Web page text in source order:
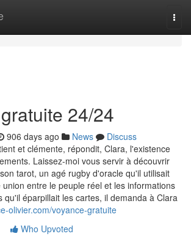
24/24
906 days ago News
Discuss
et clémente, répondit, Clara, l'existence
Laissez-moi vous servir à découvrir
tarot, un agé rugby d'oracle qu'il utilisait
entre le peuple réel et les informations
qu'il éparpillait les cartes, il demanda à Clara
olivier.com/voyance-gratuite
Who Upvoted